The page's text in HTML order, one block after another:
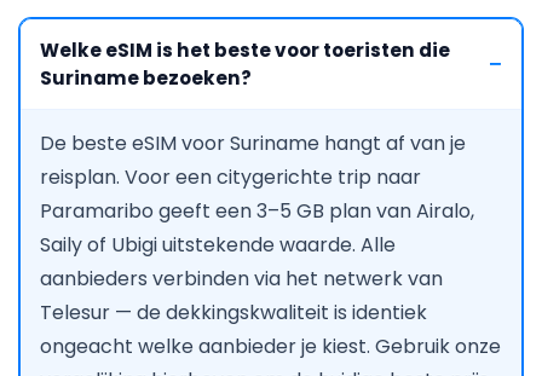
Welke eSIM is het beste voor toeristen die
Suriname bezoeken?
De beste eSIM voor Suriname hangt af van je
reisplan. Voor een citygerichte trip naar
Paramaribo geeft een 3–5 GB plan van Airalo,
Saily of Ubigi uitstekende waarde. Alle
aanbieders verbinden via het netwerk van
Telesur — de dekkingskwaliteit is identiek
ongeacht welke aanbieder je kiest. Gebruik onze